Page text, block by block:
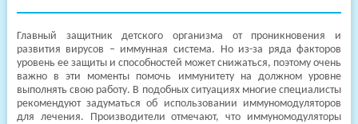
Главный защитник детского организма от проникновения и
развития вирусов – иммунная система. Но из-за ряда факторов
уровень ее защиты и способностей может снижаться, поэтому очень
важно в эти моменты помочь иммунитету на должном уровне
выполнять свою работу. В подобных ситуациях многие специалисты
рекомендуют задуматься об использовании иммуномодуляторов
для лечения. Производители отмечают, что иммуномодуляторы